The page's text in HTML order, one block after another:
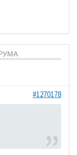
#1270178